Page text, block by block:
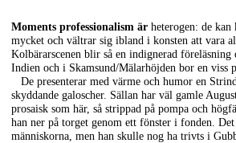
Moments professionalism är heterogen: de
mycket och vältrar sig ibland i konsten att vara
Kolbärarscenen blir så en indignerad
Indien och i Skamsund/Mälarhöjden bor en viss
De presenterar med värme och humor en
skyddande galoscher. Sällan har väl gamle
prosaisk som här, så strippad på pompa och
han ner på torget genom ett fönster i fonden.
människorna, men han skulle nog ha trivts i